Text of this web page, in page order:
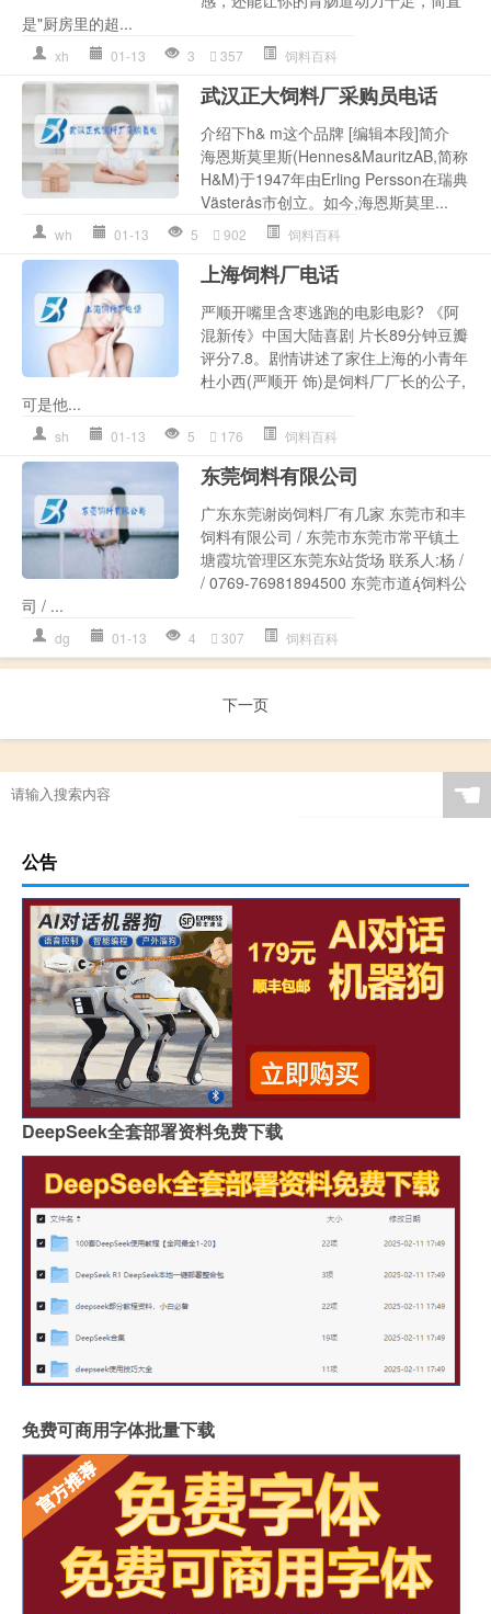
是"厨房里的超...
xh 01-13 3 357 饲料百科
武汉正大饲料厂采购员电话
介绍下h& m这个品牌 [编辑本段]简介
海恩斯莫里斯(Hennes&MauritzAB,简称
H&M)于1947年由Erling Persson在瑞典
Västerås市创立。如今,海恩斯莫里...
wh 01-13 5 902 饲料百科
上海饲料厂电话
严顺开嘴里含枣逃跑的电影电影? 《阿
混新传》中国大陆喜剧 片长89分钟豆瓣
评分7.8。剧情讲述了家住上海的小青年
杜小西(严顺开 饰)是饲料厂厂长的公子,
可是他...
sh 01-13 5 176 饲料百科
东莞饲料有限公司
广东东莞谢岗饲料厂有几家 东莞市和丰
饲料有限公司 / 东莞市东莞市常平镇土
塘霞坑管理区东莞东站货场 联系人:杨 /
/ 0769-76981894500 东莞市道饲料公
司 / ...
dg 01-13 4 307 饲料百科
下一页
☚
公告
DeepSeek全套部署资料免费下载
免费可商用字体批量下载